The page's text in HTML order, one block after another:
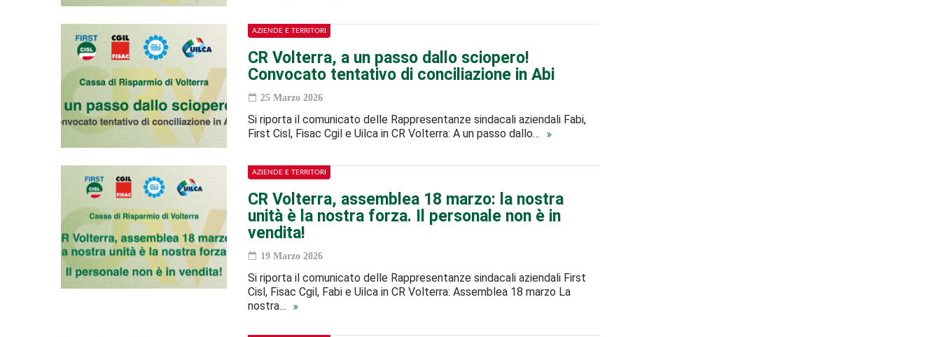
AZIENDE E TERRITORI
CR Volterra, a un passo dallo sciopero!
Convocato tentativo di conciliazione in Abi
25 Marzo 2026
Si riporta il comunicato delle Rappresentanze sindacali aziendali Fabi,
First Cisl, Fisac Cgil e Uilca in CR Volterra: A un passo dallo…
AZIENDE E TERRITORI
CR Volterra, assemblea 18 marzo: la nostra
unità è la nostra forza. Il personale non è in
vendita!
19 Marzo 2026
Si riporta il comunicato delle Rappresentanze sindacali aziendali First
Cisl, Fisac Cgil, Fabi e Uilca in CR Volterra: Assemblea 18 marzo La
nostra…